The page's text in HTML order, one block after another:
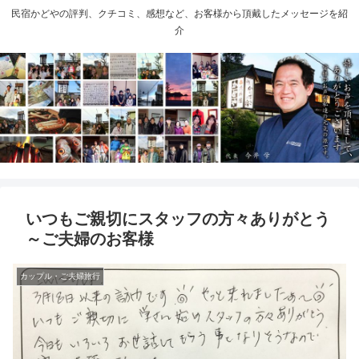
民宿かどやの評判、クチコミ、感想など、お客様から頂戴したメッセージを紹
介
いつもご親切にスタッフの方々ありがとう
～ご夫婦のお客様
カップル・ご夫婦旅行